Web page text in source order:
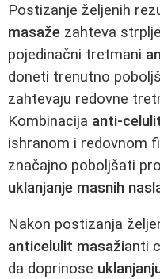
Postizanje željenih
masaže zahteva
pojedinačni tretmani
doneti trenutno
zahtevaju redovne
Kombinacija anti-
ishranom i redovnom
značajno poboljšati
uklanjanje masnih
Nakon postizanja
anticelulit masažianti
da doprinose